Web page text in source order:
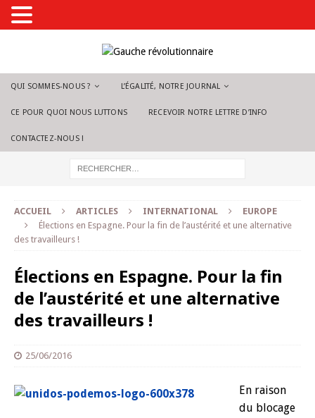
QUI SOMMES-NOUS ? L’ÉGALITÉ, NOTRE JOURNAL
CE POUR QUOI NOUS LUTTONS RECEVOIR NOTRE LETTRE D’INFO
CONTACTEZ-NOUS !
ACCUEIL ARTICLES INTERNATIONAL
EUROPE
Élections en Espagne. Pour la fin de l’austérité et une alternative
des travailleurs !
Élections en Espagne. Pour la fin
de l’austérité et une alternative
des travailleurs !
25/06/2016
En raison
du blocage